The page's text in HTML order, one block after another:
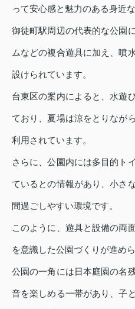
って安心感と魅力のある身近
御徒町駅周辺の代表的な公園
ムなどの複合遊具に加え、噴
設けられています。
台東区の案内によると、水遊
ており、夏場は涼をとりなが
利用されています。
さらに、公園内には多目的ト
ているとの情報があり、小さ
間過ごしやすい環境です。
このように、遊具と設備の両
を意識した公園づくりが進め
公園の一角には日本庭園の名
音を楽しめる一帯があり、子